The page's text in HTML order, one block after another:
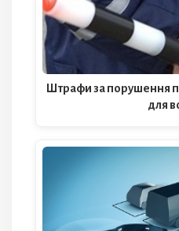
Штрафи за порушення
для